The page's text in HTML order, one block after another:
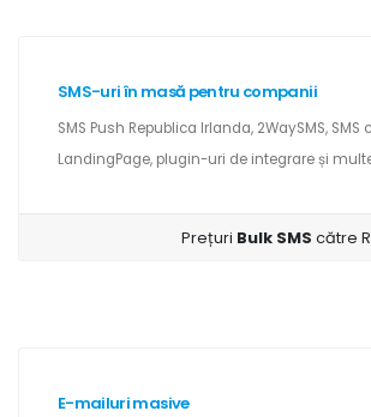
SMS-uri în masă pentru companii
SMS Push Republica Irlanda, 2WaySMS, SMS
LandingPage, plugin-uri de integrare și
Prețuri Bulk SMScătre
E-mailuri masive